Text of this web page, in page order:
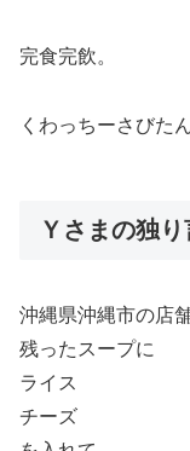
完食完飲。
くわっちーさびた
Ｙさまの独り
沖縄県沖縄市の店
残ったスープに
ライス
チーズ